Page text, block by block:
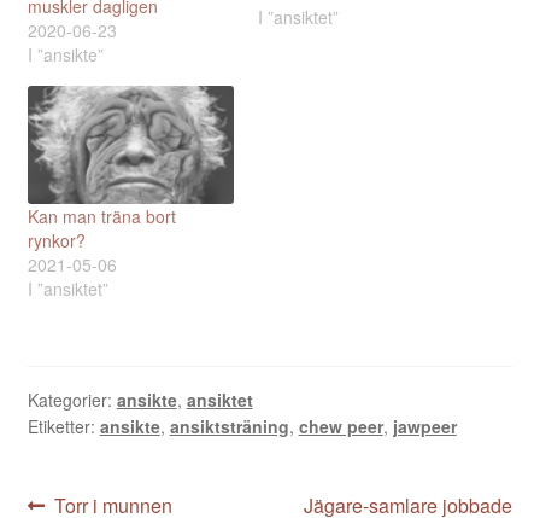
muskler dagligen
2020-06-23
I ”ansikte”
I ”ansiktet”
Kan man träna bort
rynkor?
2021-05-06
I ”ansiktet”
Kategorier: ansikte, ansiktet
Etiketter: ansikte, ansiktsträning, chew peer, jawpeer
Föregående
Torr i munnen
Nästa
Jägare-samlare jobbade